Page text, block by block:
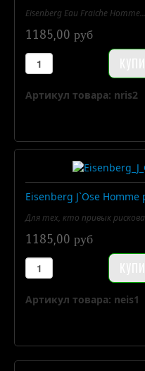
Eisenberg Eau Fraiche Homme...
1185,00 руб
Артикул товара: nris2
Eisenberg J`Ose
Для тех, кто привык
1185,00 руб
Артикул товара: neis1